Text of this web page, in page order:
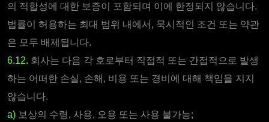
의 적합성에 대한 보증이 포함되며 이에 한정되지 않습니다.
법률이 허용하는 최대 범위 내에서, 묵시적인 조건 또는 약관
은 모두 배제됩니다.
6.12. 회사는 다음 각 호로부터 직접적 또는 간접적으로 발생
하는 어떠한 손실, 손해, 비용 또는 경비에 대해 책임을 지지
않습니다.
a) 보상의 수령, 사용, 오용 또는 사용 불가능;